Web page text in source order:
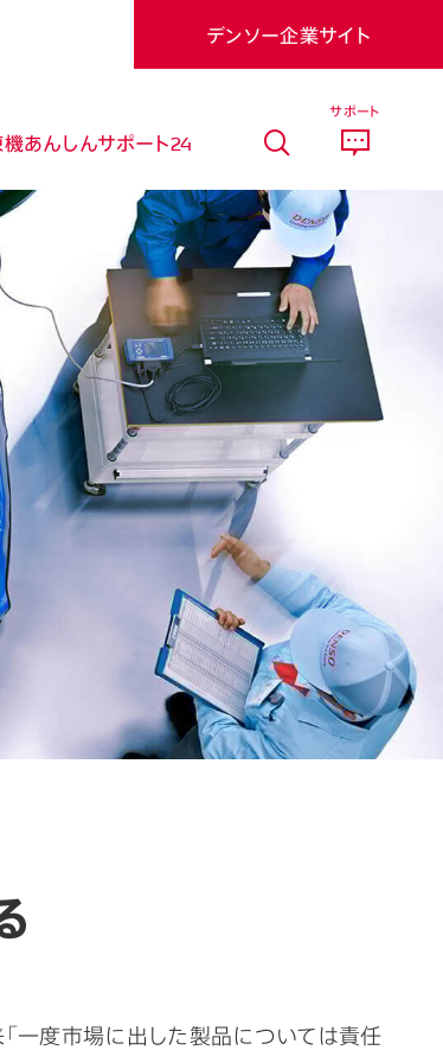
デンソー企業サイト
あんしんサポート24
サポート
一度市場に出した製品については責任